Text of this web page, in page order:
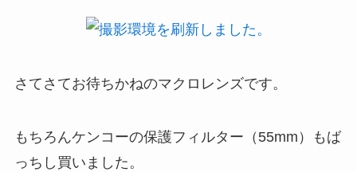
さてさてお待ちかねのマクロレンズです。
もちろんケンコーの保護フィルター（55mm）もば
っちし買いました。